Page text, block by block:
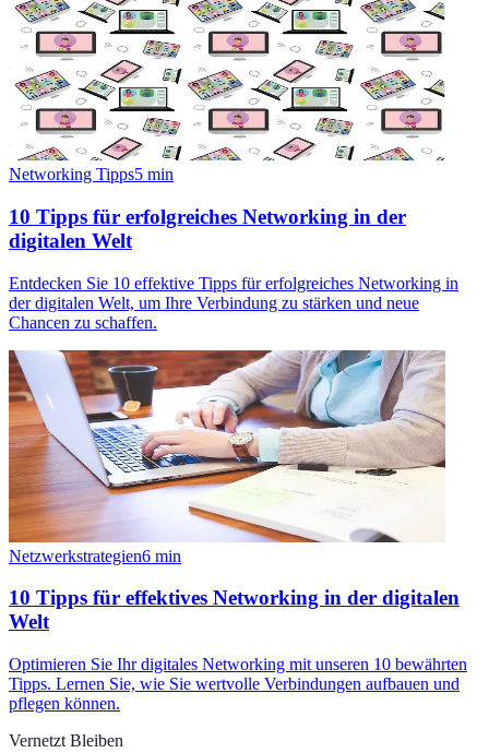
Networking Tipps5 min
10 Tipps für erfolgreiches Networking in der
digitalen Welt
Entdecken Sie 10 effektive Tipps für erfolgreiches Networking in
der digitalen Welt, um Ihre Verbindung zu stärken und neue
Chancen zu schaffen.
Netzwerkstrategien6 min
10 Tipps für effektives Networking in der digitalen
Welt
Optimieren Sie Ihr digitales Networking mit unseren 10 bewährten
Tipps. Lernen Sie, wie Sie wertvolle Verbindungen aufbauen und
pflegen können.
Vernetzt Bleiben